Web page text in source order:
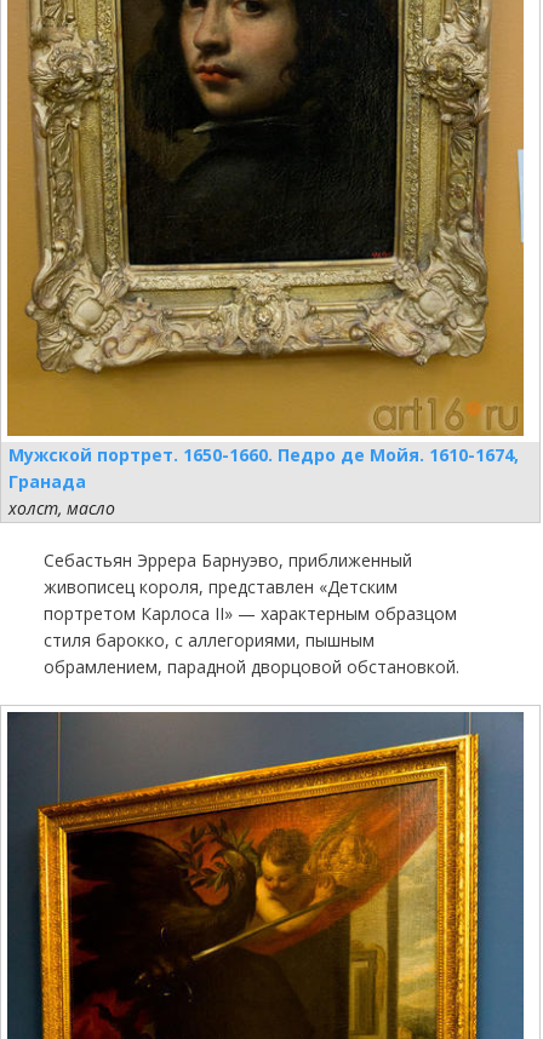
Мужской портрет. 1650-1660. Педро де Мойя. 1610-1674,
Гранада
холст, масло
Себастьян Эррера Барнуэво, приближенный
живописец короля, представлен «Детским
портретом Карлоса II» — характерным образцом
стиля барокко, с аллегориями, пышным
обрамлением, парадной дворцовой обстановкой.